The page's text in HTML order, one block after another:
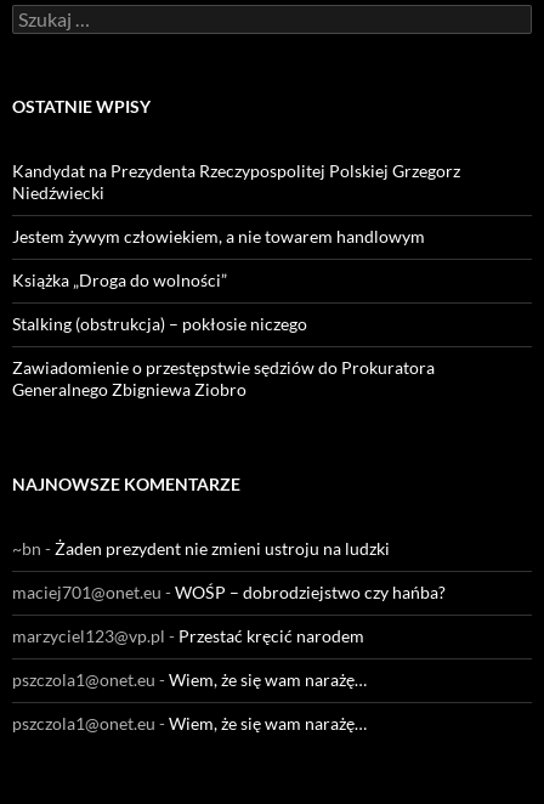
Szukaj:
OSTATNIE WPISY
Kandydat na Prezydenta Rzeczypospolitej Polskiej Grzegorz
Niedźwiecki
Jestem żywym człowiekiem, a nie towarem handlowym
Książka „Droga do wolności”
Stalking (obstrukcja) – pokłosie niczego
Zawiadomienie o przestępstwie sędziów do Prokuratora
Generalnego Zbigniewa Ziobro
NAJNOWSZE KOMENTARZE
~bn -Żaden prezydent nie zmieni ustroju na ludzki
maciej701@onet.eu -WOŚP – dobrodziejstwo czy hańba?
marzyciel123@vp.pl - Przestać kręcić narodem
pszczola1@onet.eu -Wiem, że się wam narażę…
pszczola1@onet.eu -Wiem, że się wam narażę…